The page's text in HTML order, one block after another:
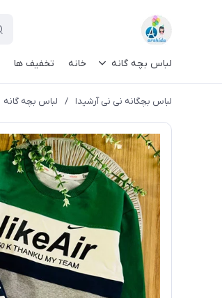
لباس بچه گانه خانه تخفیف ها
لباس بچگانه نی نی آرشیدا / لباس بچه گانه